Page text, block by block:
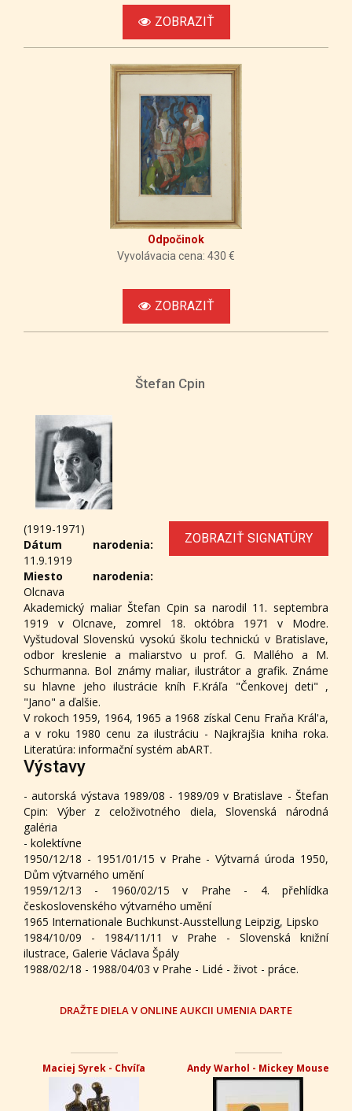
ZOBRAZIŤ
Odpočinok
Vyvolávacia cena: 430 €
ZOBRAZIŤ
Štefan Cpin
ZOBRAZIŤ SIGNATÚRY
(1919-1971)
Dátum narodenia:
11.9.1919
Miesto narodenia:
Olcnava
Akademický maliar Štefan Cpin sa narodil 11. septembra
1919 v Olcnave, zomrel 18. októbra 1971 v Modre.
Vyštudoval Slovenskú vysokú školu technickú v Bratislave,
odbor kreslenie a maliarstvo u prof. G. Mallého a M.
Schurmanna. Bol známy maliar, ilustrátor a grafik. Známe
su hlavne jeho ilustrácie kníh F.Kráľa "Čenkovej deti" ,
"Jano" a ďalšie.
V rokoch 1959, 1964, 1965 a 1968 získal Cenu Fraňa Král'a,
a v roku 1980 cenu za ilustráciu - Najkrajšia kniha roka.
Literatúra: informační systém abART.
Výstavy
- autorská výstava 1989/08 - 1989/09 v Bratislave - Štefan
Cpin: Výber z celoživotného diela, Slovenská národná
galéria
- kolektívne
1950/12/18 - 1951/01/15 v Prahe - Výtvarná úroda 1950,
Dům výtvarného umění
1959/12/13 - 1960/02/15 v Prahe - 4. přehlídka
československého výtvarného umění
1965 Internationale Buchkunst-Ausstellung Leipzig, Lipsko
1984/10/09 - 1984/11/11 v Prahe - Slovenská knižní
ilustrace, Galerie Václava Špály
1988/02/18 - 1988/04/03 v Prahe - Lidé - život - práce.
DRAŽTE DIELA V ONLINE AUKCII UMENIA DARTE
Maciej Syrek - Chvíľa Andy Warhol - Mickey Mouse